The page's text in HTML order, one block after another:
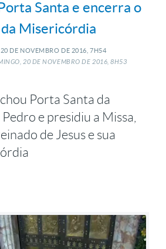
Santa e encerra o
Misericórdia
DE NOVEMBRO DE 2016, 7H54
20 DENOVEMBRO DE 2016, 8H53
Porta Santa da
Pedro e presidiu a Missa,
de Jesus e sua